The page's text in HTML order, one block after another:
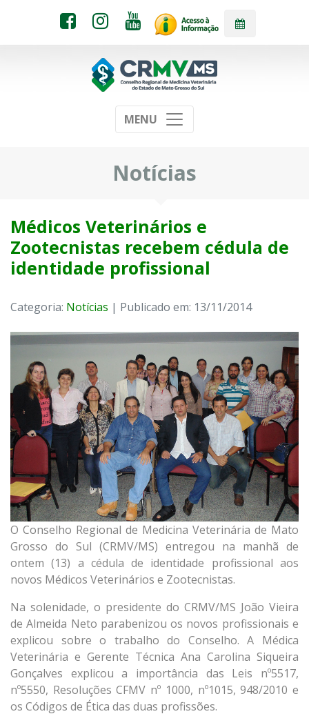
MENU
Notícias
Médicos Veterinários e
Zootecnistas recebem cédula de
identidade profissional
Categoria: Notícias | Publicado em: 13/11/2014
O Conselho Regional de Medicina Veterinária de Mato
Grosso do Sul (CRMV/MS) entregou na manhã de
ontem (13) a cédula de identidade profissional aos
novos Médicos Veterinários e Zootecnistas.
Na solenidade, o presidente do CRMV/MS João Vieira
de Almeida Neto parabenizou os novos profissionais e
explicou sobre o trabalho do Conselho. A Médica
Veterinária e Gerente Técnica Ana Carolina Siqueira
Gonçalves explicou a importância das Leis nº5517,
nº5550, Resoluções CFMV nº 1000, nº1015, 948/2010 e
os Códigos de Ética das duas profissões.